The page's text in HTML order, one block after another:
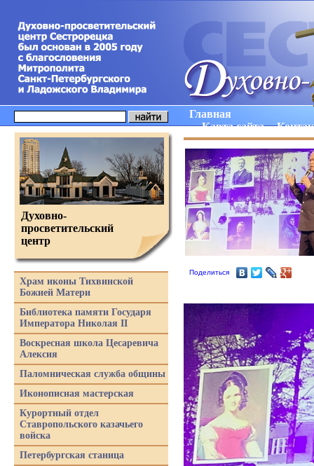
Главная
Карта сайта
Поделиться
Духовно-
просветительский
центр
Храм иконы Тихвинской
Божией Матери
Библиотека памяти Государя
Императора Николая II
Воскресная школа Цесаревича
Алексия
Паломническая служба общины
Иконописная мастерская
Курортный отдел
Ставропольского казачьего
войска
Петербургская станица